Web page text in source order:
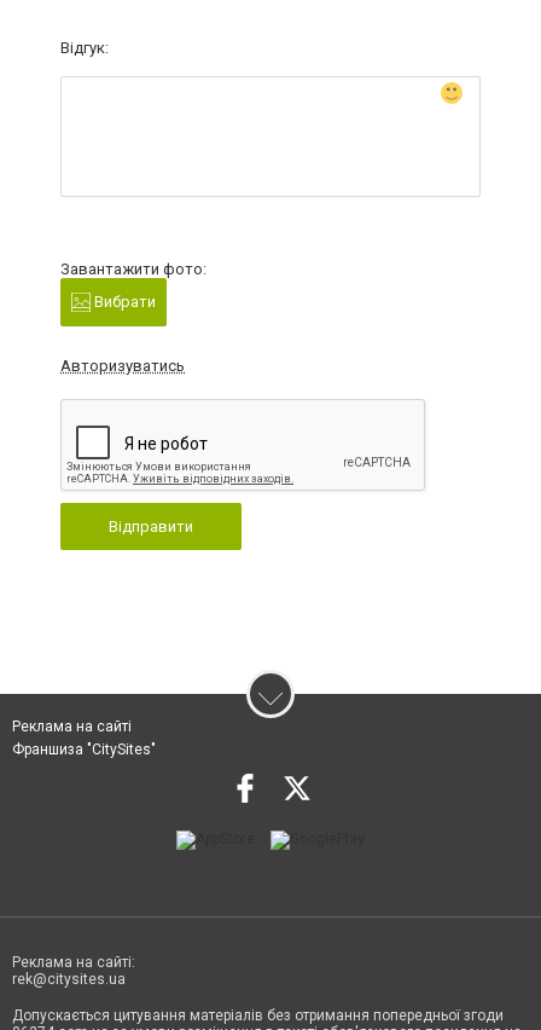
Відгук:
Завантажити фото:
Вибрати
Авторизуватись
Відправити
Реклама на сайті
Франшиза "CitySites"
Реклама на сайті:
rek@citysites.ua
Допускається цитування матеріалів без отримання попередньої згоди